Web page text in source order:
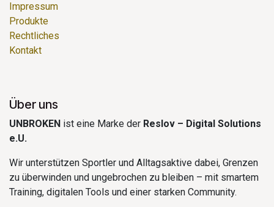
Impressum
Produkte
Rechtliches
Kontakt
Über uns
UNBROKEN ist eine Marke der Reslov – Digital Solutions
e.U.
Wir unterstützen Sportler und Alltagsaktive dabei, Grenzen
zu überwinden und ungebrochen zu bleiben – mit smartem
Training, digitalen Tools und einer starken Community.